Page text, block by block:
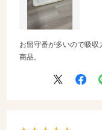
お留守番が多いので吸
商品。